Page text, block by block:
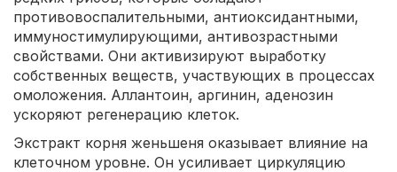
противовоспалительными, антиоксидантными,
иммуностимулирующими, антивозрастными
свойствами. Они активизируют выработку
собственных веществ, участвующих в процессах
омоложения. Аллантоин, аргинин, аденозин
ускоряют регенерацию клеток.
Экстракт корня женьшеня оказывает влияние на
клеточном уровне. Он усиливает циркуляцию